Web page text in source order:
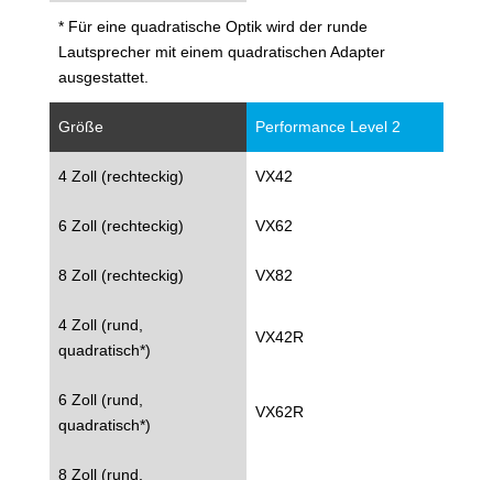
* Für eine quadratische Optik wird der runde
Lautsprecher mit einem quadratischen Adapter
ausgestattet.
Größe Performance Level 2
4 Zoll (rechteckig) VX42
6 Zoll (rechteckig) VX62
8 Zoll (rechteckig) VX82
4 Zoll (rund,
quadratisch*)
VX42R
6 Zoll (rund,
quadratisch*)
VX62R
8 Zoll (rund,